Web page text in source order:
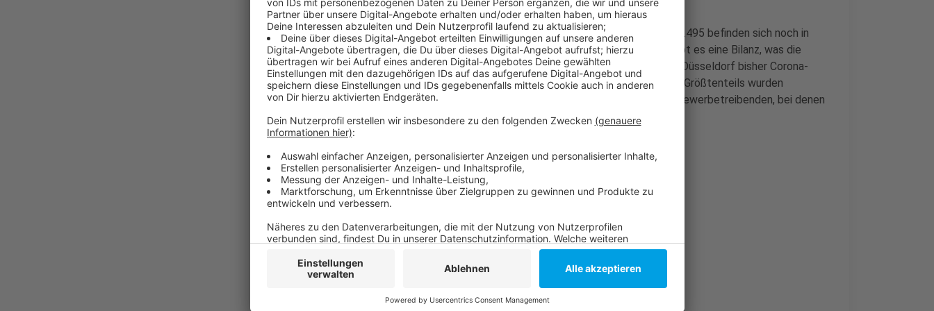
Auch die Zahl der Infizierten ist um 44 auf 409 zurückgegangen. 1.495 befinden sich noch in
häuslicher Quarantäne, 38 weniger als am Vortag. Unterdessen gibt es eine Bilanz, was die
Verstöße seit Beginn der Pandemie betrifft. Demnach wurden in Düsseldorf bisher Corona-
Bußgelder von insgesamt über einer halben Million Euro verhängt. Größtenteils wurden
Verstöße gegen die Maskenpflicht geahndet, aber auch die von Gewerbetreibenden, bei denen
die Bußgelder deutlich höher ausfallen können als bei Passanten.
Aktuelle Corona-Zahlen!
Die aktuellen Zahlen aus den Kitas, Schulen und Altenheimen!
Beispiele von Einsätzen des OSD!